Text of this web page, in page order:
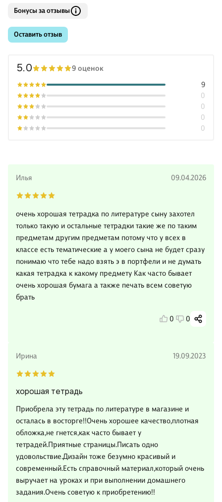
Бонусы за отзывы
Оставить отзыв
5.0 9 оценок
0
0
0
0
9
Илья 09.04.2026
очень хорошая тетрадка по литературе сыну захотел
только такую и остальные тетрадки такие же по таким
предметам другим предметам потому что у всех в
классе есть тематические а у моего сына не будет сразу
понимаю что тебе надо взять э в портфели и не думать
какая тетрадка к какому предмету Как часто бывает
очень хорошая бумага а также печать всем советую
брать
0 0
Ирина 19.09.2023
хорошая тетрадь
Приобрела эту тетрадь по литературе в магазине и
осталась в восторге!!Очень хорошее качество,плотная
обложка,не гнется,как часто бывает у
тетрадей.Приятные страницы.Писать одно
удовольствие.Дизайн тоже безумно красивый и
современный.Есть справочный материал,который очень
выручает на уроках и при выполнении домашнего
задания.Очень советую к приобретению!!